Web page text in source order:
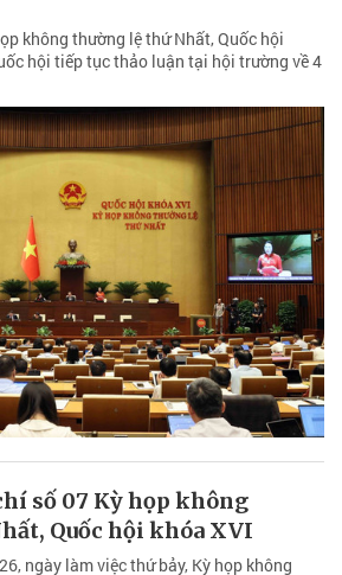
không thường lệ thứ Nhất, Quốc hội
hội tiếp tục thảo luận tại hội trường về 4
số 07 Kỳ họp không
Quốc hội khóa XVI
ngày làm việc thứ bảy, Kỳ họp không